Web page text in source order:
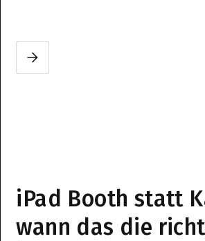
Slide 2 of 3.
iPad Booth statt
wann das die